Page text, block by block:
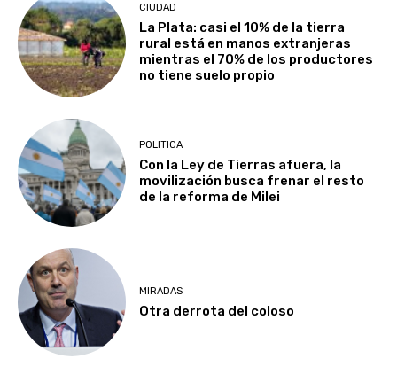
CIUDAD
La Plata: casi el 10% de la tierra
rural está en manos extranjeras
mientras el 70% de los productores
no tiene suelo propio
POLITICA
Con la Ley de Tierras afuera, la
movilización busca frenar el resto
de la reforma de Milei
MIRADAS
Otra derrota del coloso